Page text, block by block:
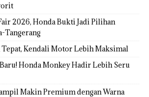
2026, Honda Bukti Jadi Pilihan
Tangerang
Kendali Motor Lebih Maksimal
Honda Monkey Hadir Lebih Seru
Makin Premium dengan Warna